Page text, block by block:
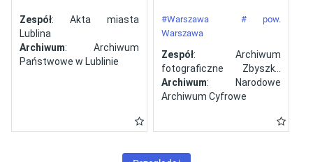
Jana ze Szczekocin,
starostę
Zespół: Akta miasta
Lublina
Archiwum: Archiwum
Państwowe w Lublinie
#Warszawa
# pow.
Warszawa
Zespół: Archiwum
fotograficzne Zbyszka
Siemaszki
Archiwum: Narodowe
Archiwum Cyfrowe